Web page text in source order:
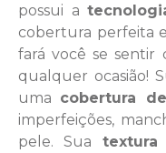
possui a
cobertura perfeita
fará você se sentir
qualquer ocasião!
uma cobertura
imperfeições,
pele. Sua textura